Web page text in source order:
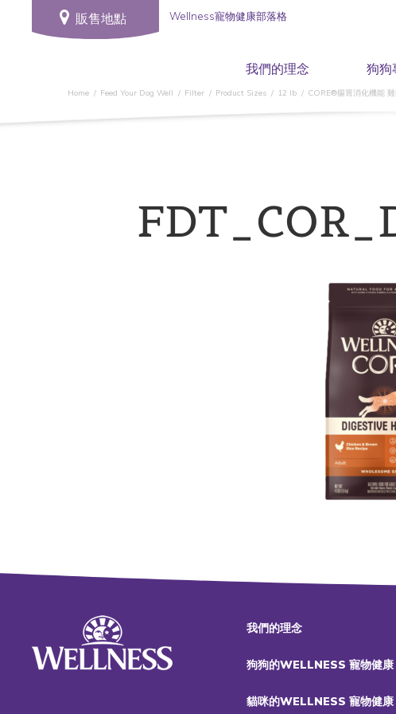
販售地點 Wellness寵物健康部落格
我們的理念 狗狗
Home Feed Your Dog Well Filter Product Sizes 12 lb CORE®腸胃消化機能 雞
我們的理念
狗狗的WELLNESS 寵物健康
貓咪的WELLNESS 寵物健康